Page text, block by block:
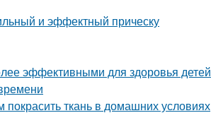
и эффектный прическу
эффективными для здоровья детей
ткань в домашних условиях